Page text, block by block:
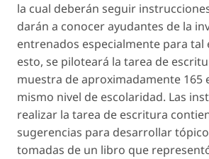
la cual deberán seguir
darán a conocer ayudantes de la
entrenados especialmente para tal
esto, se piloteará la tarea de
muestra de aproximadamente 165
mismo nivel de escolaridad. Las
realizar la tarea de escritura
sugerencias para desarrollar
tomadas de un libro que